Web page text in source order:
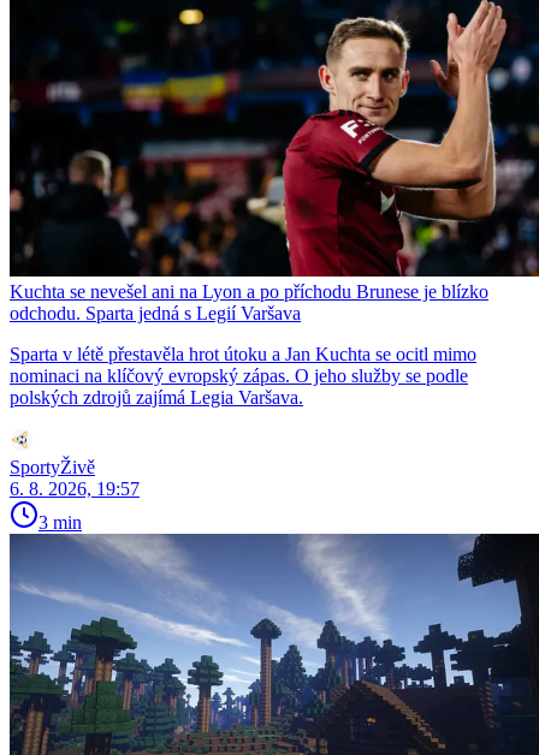
Kuchta se nevešel ani na Lyon a po příchodu Brunese je blízko
odchodu. Sparta jedná s Legií Varšava
Sparta v létě přestavěla hrot útoku a Jan Kuchta se ocitl mimo
nominaci na klíčový evropský zápas. O jeho služby se podle
polských zdrojů zajímá Legia Varšava.
SportyŽivě
6. 8. 2026, 19:57
3 min